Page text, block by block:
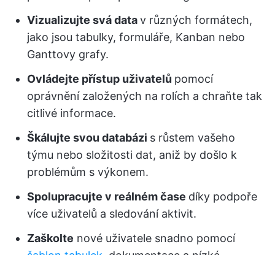
Vizualizujte svá datav různých formátech,
jako jsou tabulky, formuláře, Kanban nebo
Ganttovy grafy.
Ovládejte přístup uživatelů pomocí
oprávnění založených na rolích a chraňte tak
citlivé informace.
Škálujte svou databázi s růstem vašeho
týmu nebo složitosti dat, aniž by došlo k
problémům s výkonem.
Spolupracujte v reálném čase díky podpoře
více uživatelů a sledování aktivit.
Zaškolte nové uživatele snadno pomocí